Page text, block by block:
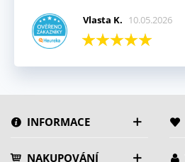
Vlasta K. 10.05.2026
INFORMACE
NAKUPOVÁNÍ